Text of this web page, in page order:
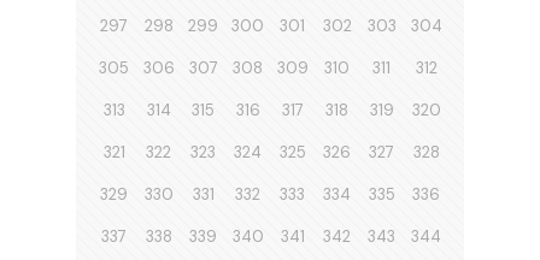
297 298 299 300 301 302 303 304
305 306 307 308 309 310 311 312
313 314 315 316 317 318 319 320
321 322 323 324 325 326 327 328
329 330 331 332 333 334 335 336
337 338 339 340 341 342 343 344